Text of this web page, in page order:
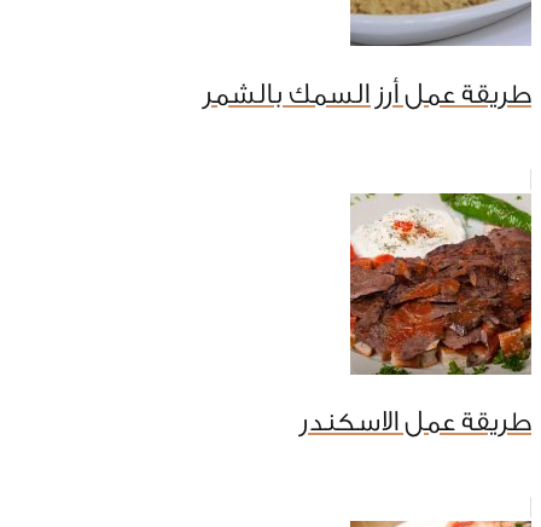
طريقة عمل أرز السمك بالشمر
طريقة عمل الاسكندر